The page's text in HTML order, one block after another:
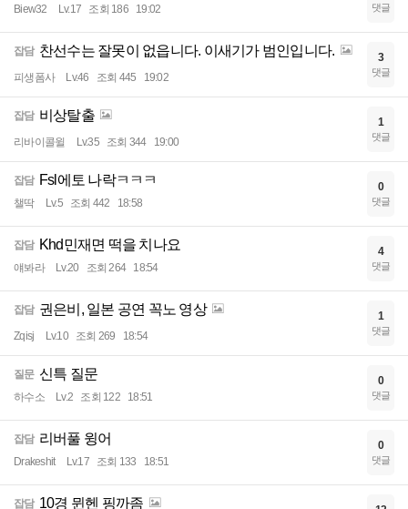
Biew32 Lv.17 조회 186 19:02 댓글
잡담 찬선수는 잘못이 없읍니다. 이새기가 범인입니다.
피생폼사 Lv.46 조회 445 19:02
3
댓글
잡담 비상탈출
리바이콜윌 Lv.35 조회 344 19:00
1
댓글
잡담 Fsl에토 나락ㅋㅋㅋ
챌딱 Lv.5 조회 442 18:58
0
댓글
잡담 Khd민재면 떡을 치나요
얘봐라 Lv.20 조회 264 18:54
4
댓글
잡담 권은비, 일본 공연 꼭노 영상
Zqisj Lv.10 조회 269 18:54
1
댓글
질문 신특 질문
하수소 Lv.2 조회 122 18:51
0
댓글
잡담 리버풀 윙어
Drakeshit Lv.17 조회 133 18:51
0
댓글
잡담 10경 뮌헨 핑까좀